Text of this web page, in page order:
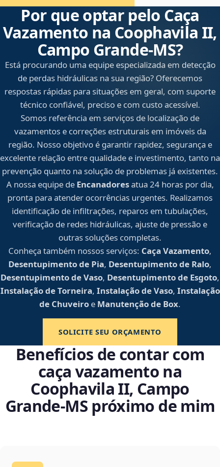
Por que optar pelo Caça
Vazamento na Coophavila II,
Campo Grande‑MS?
Está procurando uma equipe especializada em detecção
de perdas hidráulicas na sua região? Oferecemos
respostas rápidas para situações em geral, com suporte
técnico confiável, preciso e com custo acessível.
Somos referência em serviços de localização de
vazamentos e correções estruturais em imóveis da
região. Nosso objetivo é garantir rapidez, segurança e
excelente relação entre qualidade e investimento, tanto na
prevenção quanto na solução de problemas já existentes.
A nossa equipe de Encanadoresatua 24 horas por dia,
pronta para atender ocorrências urgentes. Realizamos
identificação de infiltrações, reparos em tubulações,
verificação de redes hidráulicas, ajuste de pressão e
outras soluções completas.
Conheça também nossos serviços: Caça Vazamento,
Desentupimento de Pia, Desentupimento de Ralo,
Desentupimento de Vaso, Desentupimento de Esgoto,
Instalação de Torneira, Instalação de Vaso, Instalação
de Chuveiro e Manutenção de Box.
SOLICITE SEU ORÇAMENTO
Benefícios de contar com
caça vazamento na
Coophavila II, Campo
Grande‑MS próximo de mim